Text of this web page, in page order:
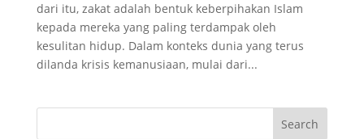
dari itu, zakat adalah bentuk keberpihakan Islam
kepada mereka yang paling terdampak oleh
kesulitan hidup. Dalam konteks dunia yang terus
dilanda krisis kemanusiaan, mulai dari...
Search